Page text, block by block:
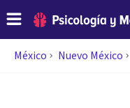
México Nuevo México